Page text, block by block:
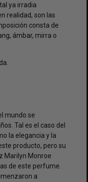
ya irradia
realidad, son las
consta de
ámbar, mirra o
mundo se
Tal es el caso del
la elegancia y la
producto, pero su
Marilyn Monroe
de este perfume.
a